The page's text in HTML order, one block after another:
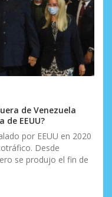
de Venezuela
de EEUU?
por EEUU en 2020
Desde
se produjo el fin de